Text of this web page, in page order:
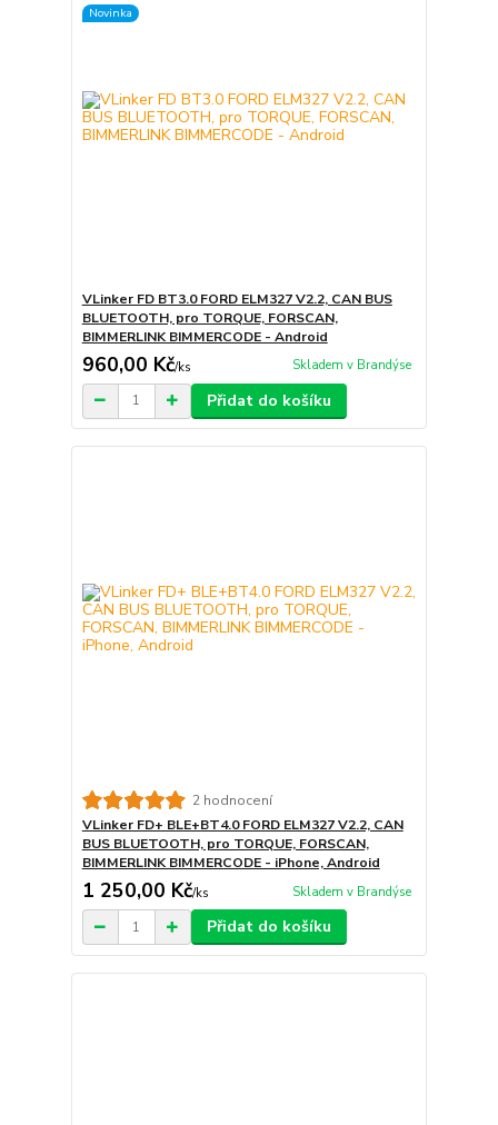
Novinka
VLinker FD BT3.0 FORD ELM327 V2.2, CAN BUS
BLUETOOTH, pro TORQUE, FORSCAN,
BIMMERLINK BIMMERCODE - Android
960,00 Kč/ks Skladem v Brandýse
Přidat do košíku
2 hodnocení
VLinker FD+ BLE+BT4.0 FORD ELM327 V2.2, CAN
BUS BLUETOOTH, pro TORQUE, FORSCAN,
BIMMERLINK BIMMERCODE - iPhone, Android
1 250,00 Kč/ks Skladem v Brandýse
Přidat do košíku